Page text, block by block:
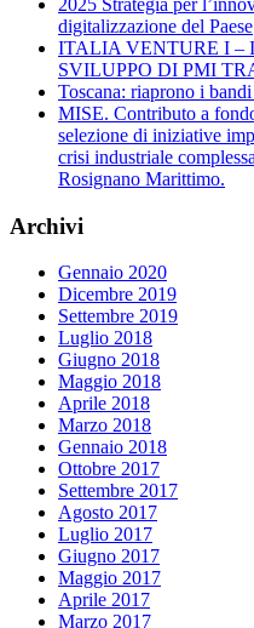
2025 Strategia per
digitalizzazione del Paese
ITALIA VENTURE I –
SVILUPPO DI PMI
Toscana: riaprono i
MISE. Contributo a
selezione di iniziative
crisi industriale
Rosignano Marittimo.
Archivi
Gennaio 2020
Dicembre 2019
Settembre 2019
Luglio 2018
Giugno 2018
Maggio 2018
Aprile 2018
Marzo 2018
Gennaio 2018
Ottobre 2017
Settembre 2017
Agosto 2017
Luglio 2017
Giugno 2017
Maggio 2017
Aprile 2017
Marzo 2017